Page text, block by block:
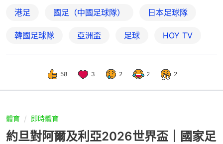
港足 國足（中國足球隊） 日本足球隊
韓國足球隊 亞洲盃 足球 HOY TV
58 3 2 2 2
體育 即時體育
約旦對阿爾及利亞2026世界盃｜國家足